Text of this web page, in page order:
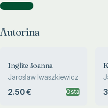
Autorina )
Autorina
Inglite Joanna
Jaroslaw Iwaszkiewicz
2.50 € Osta